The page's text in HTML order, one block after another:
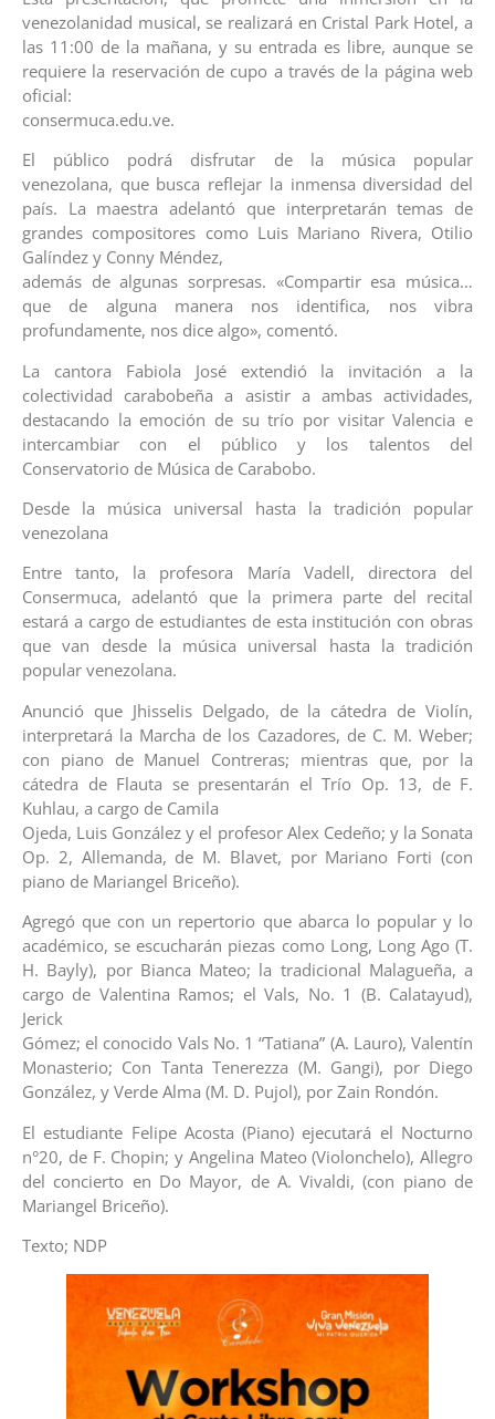
venezolanidad musical, se realizará en Cristal Park Hotel, a
las 11:00 de la mañana, y su entrada es libre, aunque se
requiere la reservación de cupo a través de la página web
oficial:
consermuca.edu.ve.
El público podrá disfrutar de la música popular
venezolana, que busca reflejar la inmensa diversidad del
país. La maestra adelantó que interpretarán temas de
grandes compositores como Luis Mariano Rivera, Otilio
Galíndez y Conny Méndez,
además de algunas sorpresas. «Compartir esa música…
que de alguna manera nos identifica, nos vibra
profundamente, nos dice algo», comentó.
La cantora Fabiola José extendió la invitación a la
colectividad carabobeña a asistir a ambas actividades,
destacando la emoción de su trío por visitar Valencia e
intercambiar con el público y los talentos del
Conservatorio de Música de Carabobo.
Desde la música universal hasta la tradición popular
venezolana
Entre tanto, la profesora María Vadell, directora del
Consermuca, adelantó que la primera parte del recital
estará a cargo de estudiantes de esta institución con obras
que van desde la música universal hasta la tradición
popular venezolana.
Anunció que Jhisselis Delgado, de la cátedra de Violín,
interpretará la Marcha de los Cazadores, de C. M. Weber;
con piano de Manuel Contreras; mientras que, por la
cátedra de Flauta se presentarán el Trío Op. 13, de F.
Kuhlau, a cargo de Camila
Ojeda, Luis González y el profesor Alex Cedeño; y la Sonata
Op. 2, Allemanda, de M. Blavet, por Mariano Forti (con
piano de Mariangel Briceño).
Agregó que con un repertorio que abarca lo popular y lo
académico, se escucharán piezas como Long, Long Ago (T.
H. Bayly), por Bianca Mateo; la tradicional Malagueña, a
cargo de Valentina Ramos; el Vals, No. 1 (B. Calatayud),
Jerick
Gómez; el conocido Vals No. 1 “Tatiana” (A. Lauro), Valentín
Monasterio; Con Tanta Tenerezza (M. Gangi), por Diego
González, y Verde Alma (M. D. Pujol), por Zain Rondón.
El estudiante Felipe Acosta (Piano) ejecutará el Nocturno
n°20, de F. Chopin; y Angelina Mateo (Violonchelo), Allegro
del concierto en Do Mayor, de A. Vivaldi, (con piano de
Mariangel Briceño).
Texto; NDP